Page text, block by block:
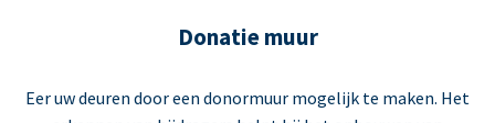
Donatie muur
Eer uw deuren door een donormuur mogelijk te maken. Het